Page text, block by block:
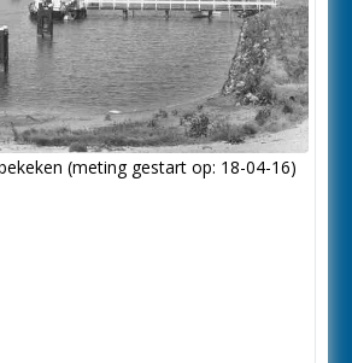
(meting gestart op: 18-04-16)